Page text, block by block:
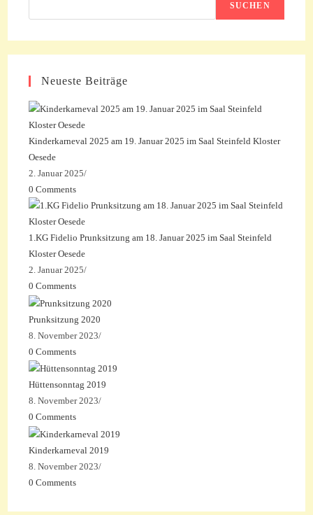
SUCHEN
Neueste Beiträge
Kinderkarneval 2025 am 19. Januar 2025 im Saal Steinfeld Kloster
Oesede
2. Januar 2025/
0 Comments
1.KG Fidelio Prunksitzung am 18. Januar 2025 im Saal Steinfeld
Kloster Oesede
2. Januar 2025/
0 Comments
Prunksitzung 2020
8. November 2023/
0 Comments
Hüttensonntag 2019
8. November 2023/
0 Comments
Kinderkarneval 2019
8. November 2023/
0 Comments